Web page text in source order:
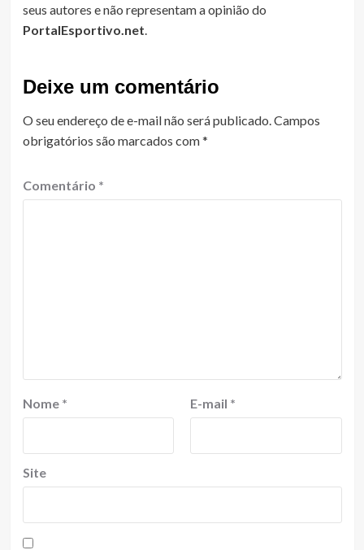
seus autores e não representam a opinião do
PortalEsportivo.net
Deixe um comentário
O seu endereço de e-mail não será publicado. Campos
obrigatórios são marcados com*
Comentário *
Nome * E-mail *
Site